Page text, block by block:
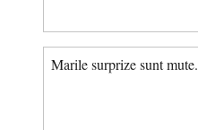
Marile surprize sunt mute.